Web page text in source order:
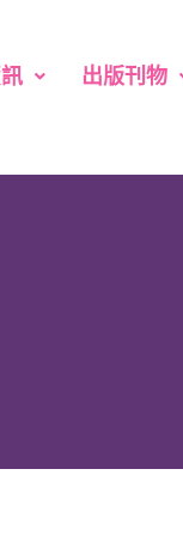
出版刊物